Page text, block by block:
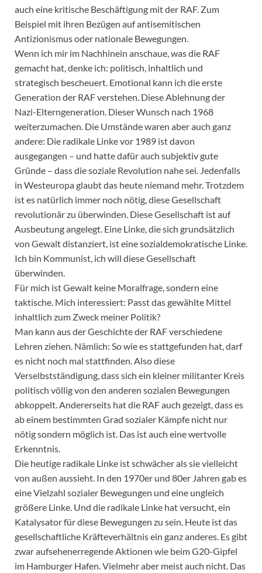
auch eine kritische Beschäftigung mit der RAF. Zum
Beispiel mit ihren Bezügen auf antisemitischen
Antizionismus oder nationale Bewegungen.
Wenn ich mir im Nachhinein anschaue, was die RAF
gemacht hat, denke ich: politisch, inhaltlich und
strategisch bescheuert. Emotional kann ich die erste
Generation der RAF verstehen. Diese Ablehnung der
Nazi-Elterngeneration. Dieser Wunsch nach 1968
weiterzumachen. Die Umstände waren aber auch ganz
andere: Die radikale Linke vor 1989 ist davon
ausgegangen – und hatte dafür auch subjektiv gute
Gründe – dass die soziale Revolution nahe sei. Jedenfalls
in Westeuropa glaubt das heute niemand mehr. Trotzdem
ist es natürlich immer noch nötig, diese Gesellschaft
revolutionär zu überwinden. Diese Gesellschaft ist auf
Ausbeutung angelegt. Eine Linke, die sich grundsätzlich
von Gewalt distanziert, ist eine sozialdemokratische Linke.
Ich bin Kommunist, ich will diese Gesellschaft
überwinden.
Für mich ist Gewalt keine Moralfrage, sondern eine
taktische. Mich interessiert: Passt das gewählte Mittel
inhaltlich zum Zweck meiner Politik?
Man kann aus der Geschichte der RAF verschiedene
Lehren ziehen. Nämlich: So wie es stattgefunden hat, darf
es nicht noch mal stattfinden. Also diese
Verselbstständigung, dass sich ein kleiner militanter Kreis
politisch völlig von den anderen sozialen Bewegungen
abkoppelt. Andererseits hat die RAF auch gezeigt, dass es
ab einem bestimmten Grad sozialer Kämpfe nicht nur
nötig sondern möglich ist. Das ist auch eine wertvolle
Erkenntnis.
Die heutige radikale Linke ist schwächer als sie vielleicht
von außen aussieht. In den 1970er und 80er Jahren gab es
eine Vielzahl sozialer Bewegungen und eine ungleich
größere Linke. Und die radikale Linke hat ­versucht, ein
Katalysator für diese Bewegungen zu sein. Heute ist das
gesellschaftliche Kräfteverhältnis ein ganz anderes. Es gibt
zwar aufsehenerregende Aktionen wie beim G20-Gipfel
im Hamburger Hafen. Vielmehr aber meist auch nicht. Das